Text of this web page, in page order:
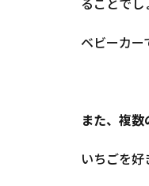
【い
市員
3.
【い
ることでし
ベビーカー
また、複
いちごを好